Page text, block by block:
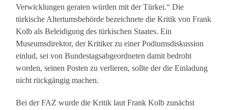
Verwicklungen geraten würden mit der Türkei.“ Die
türkische Altertumsbehörde bezeichnete die Kritik von Frank
Kolb als Beleidigung des türkischen Staates. Ein
Museumsdirektor, der Kritiker zu einer Podiumsdiskussion
einlud, sei von Bundestagsabgeordneten damit bedroht
worden, seinen Posten zu verlieren, sollte der die Einladung
nicht rückgängig machen.
Bei der FAZ wurde die Kritik laut Frank Kolb zunächst